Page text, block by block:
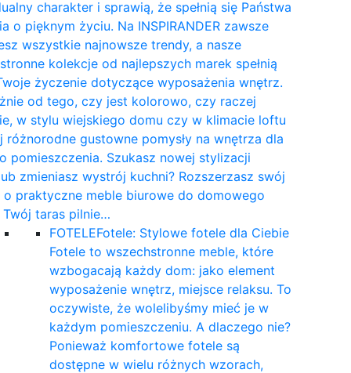
charakter i sprawią, że spełnią się Państwa
o pięknym życiu. Na INSPIRANDER zawsze
wszystkie najnowsze trendy, a nasze
kolekcje od najlepszych marek spełnią
życzenie dotyczące wyposażenia wnętrz.
od tego, czy jest kolorowo, czy raczej
w stylu wiejskiego domu czy w klimacie loftu
różnorodne gustowne pomysły na wnętrza dla
pomieszczenia. Szukasz nowej stylizacji
zmieniasz wystrój kuchni? Rozszerzasz swój
o praktyczne meble biurowe do domowego
Twój taras pilnie…
FOTELEFotele: Stylowe fotele dla Ciebie
Fotele to wszechstronne meble, które
wzbogacają każdy dom: jako element
wyposażenie wnętrz, miejsce relaksu. To
oczywiste, że wolelibyśmy mieć je w
każdym pomieszczeniu. A dlaczego nie?
Ponieważ komfortowe fotele są
dostępne w wielu różnych wzorach,